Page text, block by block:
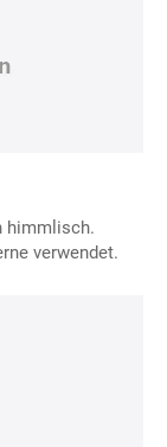
himmlisch.
verwendet.